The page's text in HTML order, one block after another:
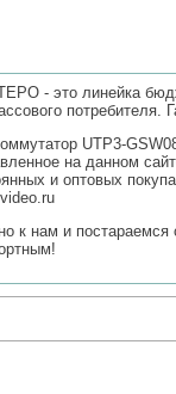
- это линейка
потребителя.
UTP3-
на данном
и оптовых
к нам и